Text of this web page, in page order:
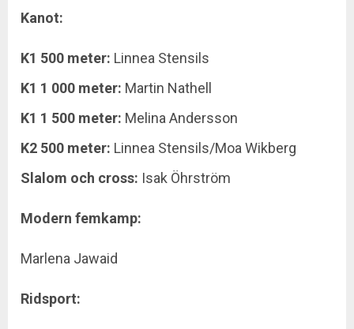
Kanot:
K1 500 meter: Linnea Stensils
K1 1 000 meter: Martin Nathell
K1 1 500 meter: Melina Andersson
K2 500 meter: Linnea Stensils/Moa Wikberg
Slalom och cross: Isak Öhrström
Modern femkamp:
Marlena Jawaid
Ridsport: